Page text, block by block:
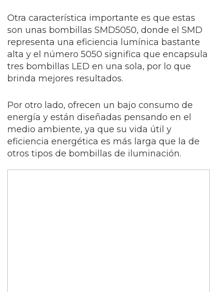
Otra característica importante es que estas
son unas bombillas SMD5050, donde el SMD
representa una eficiencia lumínica bastante
alta y el número 5050 significa que encapsula
tres bombillas LED en una sola, por lo que
brinda mejores resultados.
Por otro lado, ofrecen un bajo consumo de
energía y están diseñadas pensando en el
medio ambiente, ya que su vida útil y
eficiencia energética es más larga que la de
otros tipos de bombillas de iluminación.